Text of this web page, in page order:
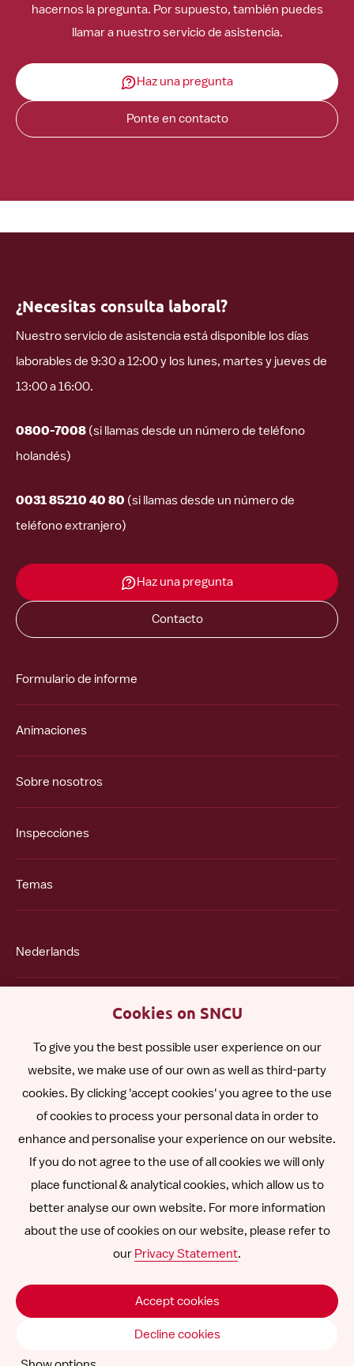
hacernos la pregunta. Por supuesto, también puedes
llamar a nuestro servicio de asistencia.
Haz una pregunta
Ponte en contacto
¿Necesitas consulta laboral?
Nuestro servicio de asistencia está disponible los días
laborables de 9:30 a 12:00 y los lunes, martes y jueves de
13:00 a 16:00.
0800-7008 (si llamas desde un número de teléfono
holandés)
0031 85210 40 80 (si llamas desde un número de
teléfono extranjero)
Haz una pregunta
Contacto
Formulario de informe
Animaciones
Sobre nosotros
Inspecciones
Temas
Nederlands
Polski
Other languages
Follow
on
LinkedIn
Follow
on
Follow
on
Follow
us
on
YouTube
Follow
us
on
Vimeo
SNCU ©
Cookies on SNCU
To give you the best possible user experience on our
website, we make use of our own as well as third-party
cookies. By clicking 'accept cookies' you agree to the use
of cookies to process your personal data in order to
enhance and personalise your experience on our website.
If you do not agree to the use of all cookies we will only
place functional & analytical cookies, which allow us to
better analyse our own website. For more information
about the use of cookies on our website, please refer to
our Privacy Statement.
Accept cookies
Decline cookies